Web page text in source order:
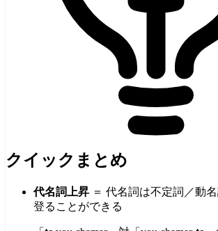
クイックまとめ
代名詞上昇 ＝ 代名詞は不定詞／動
登ることができる